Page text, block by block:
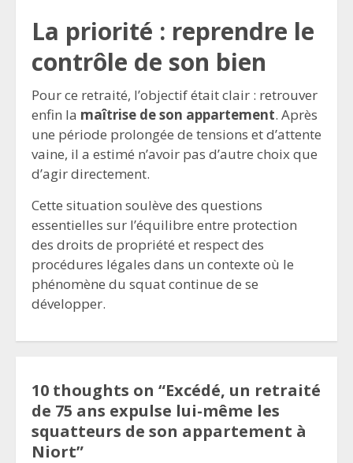
La priorité : reprendre le
contrôle de son bien
Pour ce retraité, l’objectif était clair : retrouver
enfin la maîtrise de son appartement. Après
une période prolongée de tensions et d’attente
vaine, il a estimé n’avoir pas d’autre choix que
d’agir directement.
Cette situation soulève des questions
essentielles sur l’équilibre entre protection
des droits de propriété et respect des
procédures légales dans un contexte où le
phénomène du squat continue de se
développer.
10 thoughts on “Excédé, un retraité
de 75 ans expulse lui-même les
squatteurs de son appartement à
Niort”